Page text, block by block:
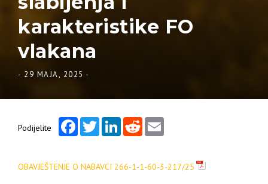
karakteristike FO
vlakana
- 29 MAJA, 2025 -
Podijelite
FacebookTwitterLinkedInReddit
OBAVJEŠTENJE O NABAVCI 266-1-1-60-3-217/25